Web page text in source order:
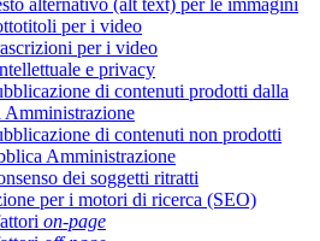
per i video
per i video
e privacy
di contenuti prodotti dalla
Amministrazione
di contenuti non prodotti
Amministrazione
dei soggetti ritratti
per i motori di ricerca (SEO)
on-page